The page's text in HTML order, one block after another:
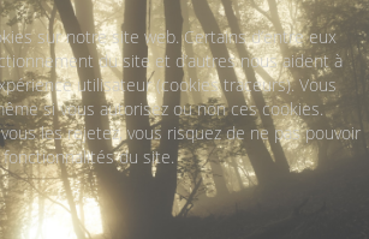
sur notre site web. Certains d’entre eux
du site et d’autres nous aident à
utilisateur (cookies traceurs). Vous
si vous autorisez ou non ces cookies.
les rejetez, vous risquez de ne pas pouvoir
fonctionnalités du site.